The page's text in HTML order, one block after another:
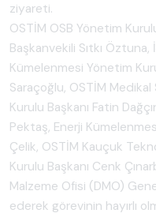
ziyareti.
OSTİM OSB Yönetim
Başkanvekili Sıtkı
Kümelenmesi Yönetim
Saraçoğlu, OSTİM
Kurulu Başkanı Fatin
Pektaş, Enerji
Çelik, OSTİM Kauçuk
Kurulu Başkanı Cenk
Malzeme Ofisi (DMO)
ederek görevinin hayırlı